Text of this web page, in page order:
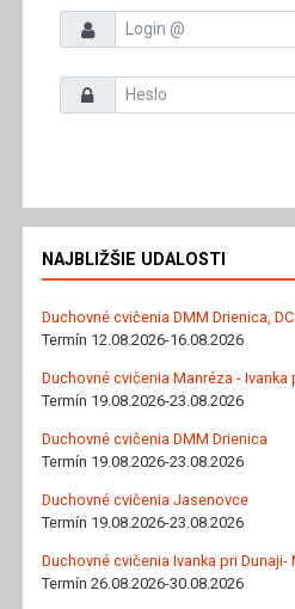
Prihlasovacie meno
Heslo
NAJBLIŽŠIE UDALOSTI
Duchovné cvičenia DMM Drienica,
Termín 12.08.2026-16.08.2026
Duchovné cvičenia Manréza - Ivanka
Termín 19.08.2026-23.08.2026
Duchovné cvičenia DMM Drienica
Termín 19.08.2026-23.08.2026
Duchovné cvičenia Jasenovce
Termín 19.08.2026-23.08.2026
Duchovné cvičenia Ivanka pri
Termín 26.08.2026-30.08.2026